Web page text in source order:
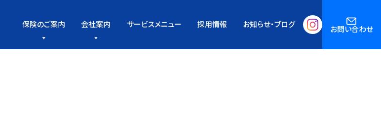
保険のご案内 会社案内 サービスメニュー 採用情報 お知らせ・ブログ お問い合わせ
Home’s Insurance Agency